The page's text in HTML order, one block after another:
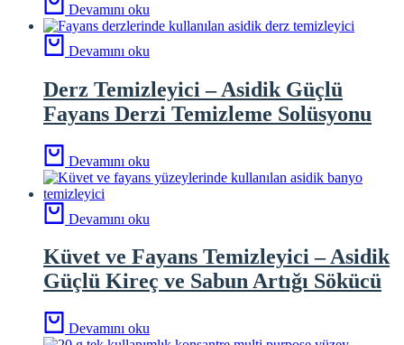
Devamını oku
Devamını oku
Derz Temizleyici – Asidik Güçlü
Fayans Derzi Temizleme Solüsyonu
Devamını oku
Devamını oku
Küvet ve Fayans Temizleyici – Asidik
Güçlü Kireç ve Sabun Artığı Sökücü
Devamını oku